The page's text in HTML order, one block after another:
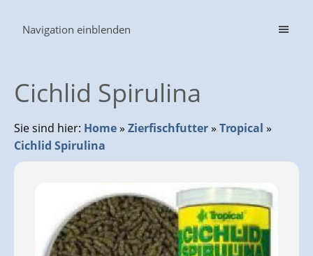
Navigation einblenden
Cichlid Spirulina
Sie sind hier: Home» Zierfischfutter» Tropical »
Cichlid Spirulina